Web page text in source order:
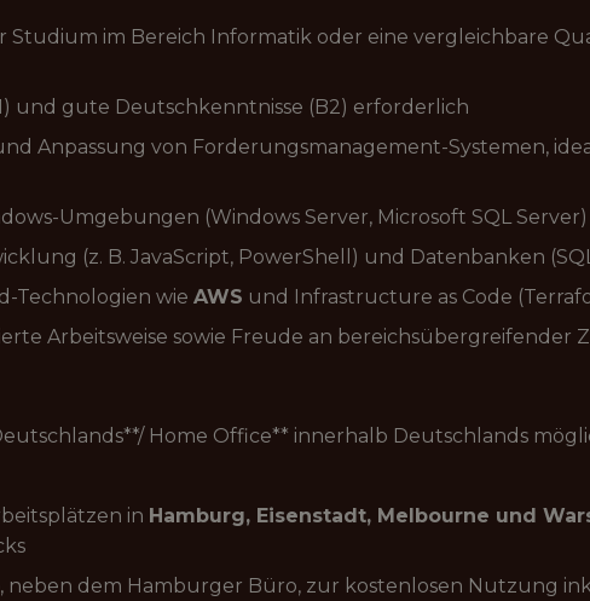
Studium im Bereich Informatik oder eine vergleichbare
und gute Deutschkenntnisse (B2) erforderlich
Anpassung von Forderungsmanagement-Systemen,
Umgebungen (Windows Server, Microsoft SQL Server)
(z. B. JavaScript, PowerShell) und Datenbanken
Technologien wie AWS und Infrastructure as Code
Arbeitsweise sowie Freude an bereichsübergreifender
Home Office** innerhalb Deutschlands
in Hamburg, Eisenstadt, Melbourne und
, neben dem Hamburger Büro, zur kostenlosen Nutzung